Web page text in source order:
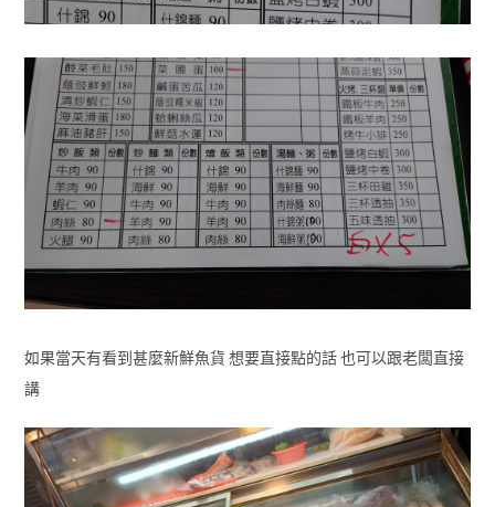
如果當天有看到甚麼新鮮魚貨 想要直接點的話 也可以跟老闆直接
講